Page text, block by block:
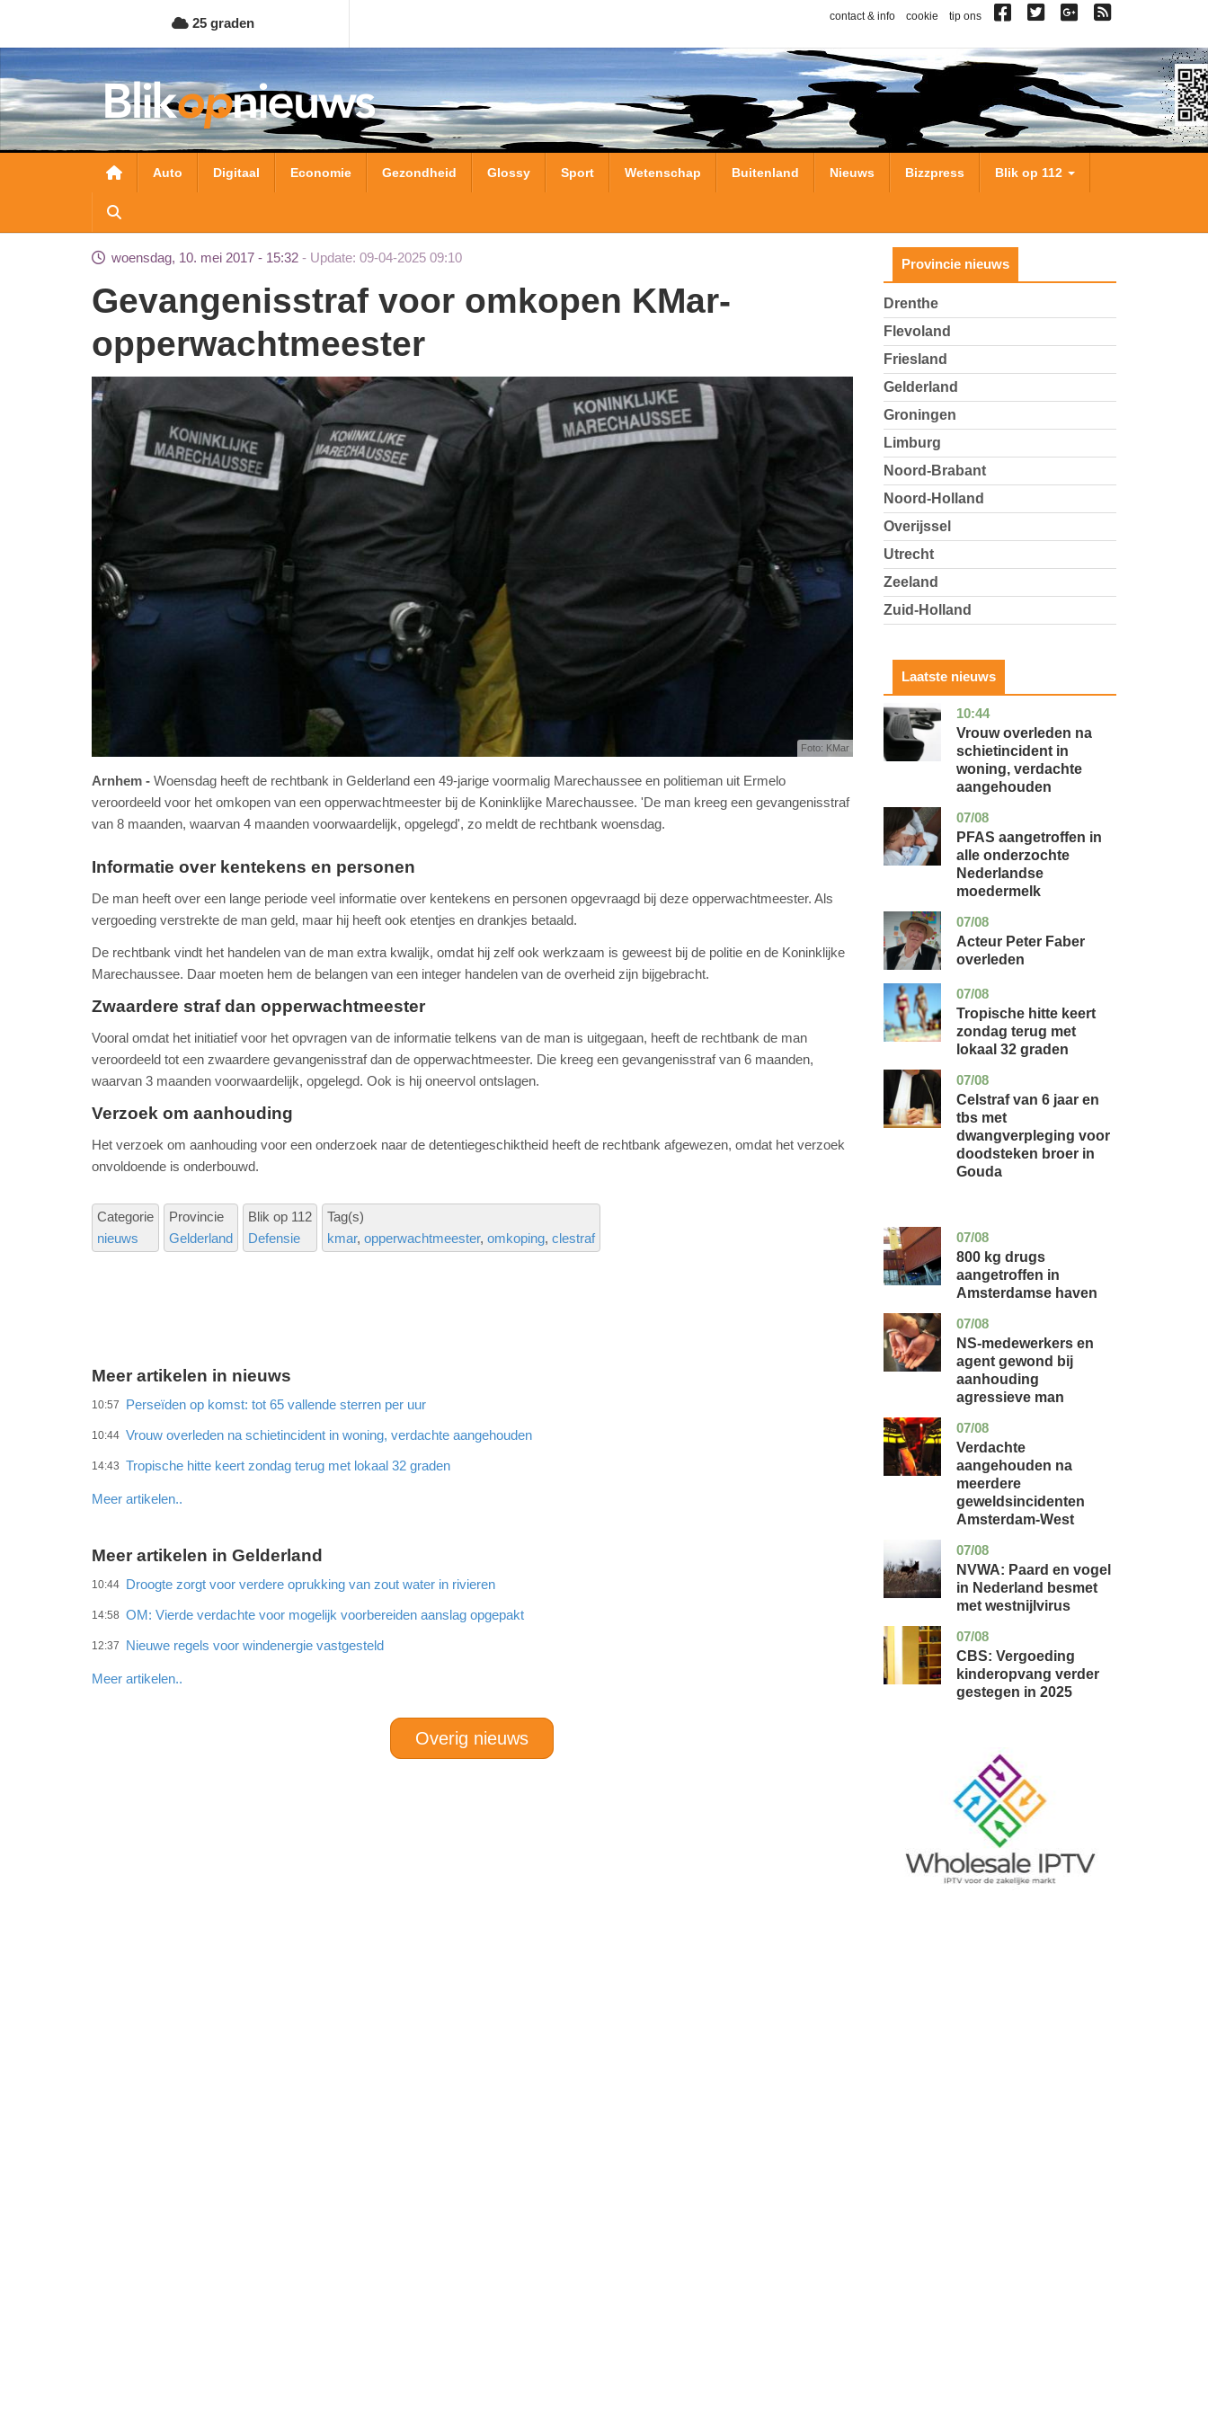
naar
de
inhoud
gaan
25 graden contact & info cookie tip ons
Hoofdnavigatie
Auto Digitaal Economie Gezondheid Glossy Sport Wetenschap Buitenland Nieuws Bizzpress Blik op 112
woensdag, 10. mei 2017 - 15:32 Update: 09-04-2025 09:10
Gevangenisstraf voor omkopen KMar-
opperwachtmeester
Foto: KMar
Arnhem
Woensdag heeft de rechtbank in Gelderland een 49-jarige voormalig Marechaussee en politieman uit Ermelo
veroordeeld voor het omkopen van een opperwachtmeester bij de Koninklijke Marechaussee. 'De man kreeg een gevangenisstraf
van 8 maanden, waarvan 4 maanden voorwaardelijk, opgelegd', zo meldt de rechtbank woensdag.
Informatie over kentekens en personen
De man heeft over een lange periode veel informatie over kentekens en personen opgevraagd bij deze opperwachtmeester. Als
vergoeding verstrekte de man geld, maar hij heeft ook etentjes en drankjes betaald.
De rechtbank vindt het handelen van de man extra kwalijk, omdat hij zelf ook werkzaam is geweest bij de politie en de Koninklijke
Marechaussee. Daar moeten hem de belangen van een integer handelen van de overheid zijn bijgebracht.
Zwaardere straf dan opperwachtmeester
Vooral omdat het initiatief voor het opvragen van de informatie telkens van de man is uitgegaan, heeft de rechtbank de man
veroordeeld tot een zwaardere gevangenisstraf dan de opperwachtmeester. Die kreeg een gevangenisstraf van 6 maanden,
waarvan 3 maanden voorwaardelijk, opgelegd. Ook is hij oneervol ontslagen.
Verzoek om aanhouding
Het verzoek om aanhouding voor een onderzoek naar de detentiegeschiktheid heeft de rechtbank afgewezen, omdat het verzoek
onvoldoende is onderbouwd.
Categorie
nieuws
Provincie
Gelderland
Blik op 112
Defensie
Tag(s)
kmar opperwachtmeester omkoping clestraf
Meer artikelen in nieuws
10:57 Perseïden op komst: tot 65 vallende sterren per uur
10:44 Vrouw overleden na schietincident in woning, verdachte aangehouden
14:43 Tropische hitte keert zondag terug met lokaal 32 graden
Meer artikelen..
Meer artikelen in Gelderland
10:44 Droogte zorgt voor verdere oprukking van zout water in rivieren
14:58 OM: Vierde verdachte voor mogelijk voorbereiden aanslag opgepakt
12:37 Nieuwe regels voor windenergie vastgesteld
Meer artikelen..
Overig nieuws
Provincie nieuws
Drenthe
Flevoland
Friesland
Gelderland
Groningen
Limburg
Noord-Brabant
Noord-Holland
Overijssel
Utrecht
Zeeland
Zuid-Holland
Laatste nieuws
10:44
zuid-
holland
nieuws
Vrouw overleden na
schietincident in
woning, verdachte
aangehouden
07/08
utrecht
gezondheid
PFAS aangetroffen in
alle onderzochte
Nederlandse
moedermelk
07/08
noord-
holland
glossy
Acteur Peter Faber
overleden
07/08
utrecht
nieuws
Tropische hitte keert
zondag terug met
lokaal 32 graden
07/08
zuid-
holland
nieuws
Celstraf van 6 jaar en
tbs met
dwangverpleging voor
doodsteken broer in
Gouda
07/08
noord-
holland
nieuws
800 kg drugs
aangetroffen in
Amsterdamse haven
07/08
flevoland
nieuws
NS-medewerkers en
agent gewond bij
aanhouding
agressieve man
07/08
noord-
holland
nieuws
Verdachte
aangehouden na
meerdere
geweldsincidenten
Amsterdam-West
07/08
utrecht
nieuws
NVWA: Paard en vogel
in Nederland besmet
met westnijlvirus
07/08
zuid-
holland
economie
CBS: Vergoeding
kinderopvang verder
gestegen in 2025